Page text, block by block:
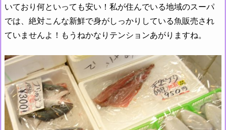
いており何といっても安い！私が住んでいる地域のスーパ
では、絶対こんな新鮮で身がしっかりしている魚販売され
ていませんよ！もうねかなりテンションあがりますね。